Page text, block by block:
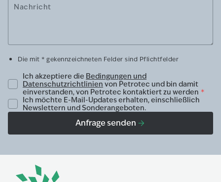
Nachricht
Die mit * gekennzeichneten Felder sind Pflichtfelder
Ich akzeptiere die Bedingungen und
Datenschutzrichtlinien von Petrotec und bin damit
einverstanden, von Petrotec kontaktiert zu werden *
Ich möchte E-Mail-Updates erhalten, einschließlich
Newslettern und Sonderangeboten.
Anfrage senden